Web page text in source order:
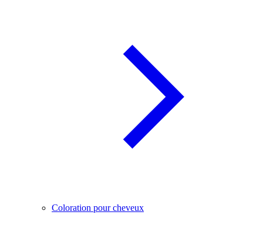
Coloration pour cheveux